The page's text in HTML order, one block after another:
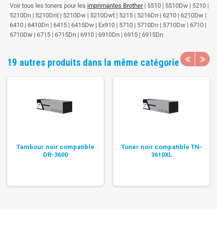
Voir tous les toners pour les imprimantes Brother| 5510 | 5510Dw | 5210 |
5210Dn | 5210Dnt | 5210Dw | 5210Dwt | 5215 | 5216Dn | 6210 | 6210Dw |
6410 | 6410Dn | 6415 | 6415Dw | Ex910 | 5710 | 5710Dn | 5710Dw | 6710 |
6710Dw | 6715 | 6715Dn | 6910 | 6910Dn | 6915 | 6915Dn
19 autres produits dans la même catégorie
Tambour noir compatible
DR-3600
Toner noir compatible TN-
3610XL